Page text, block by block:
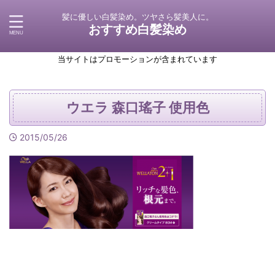
髪に優しい白髪染め。ツヤさら髪美人に。
おすすめ白髪染め
当サイトはプロモーションが含まれています
ウエラ 森口瑤子 使用色
2015/05/26